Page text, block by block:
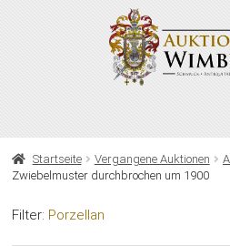
HOME
Startseite Vergangene Auktionen
Zwiebelmuster durchbrochen um 1900
Filter: Porzellan